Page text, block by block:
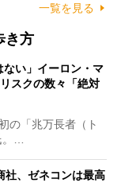
一覧を見る
き方
ない」イーロン・マ
スクの数々「絶対
の「兆万長者（ト
。…
社、ゼネコンは最高